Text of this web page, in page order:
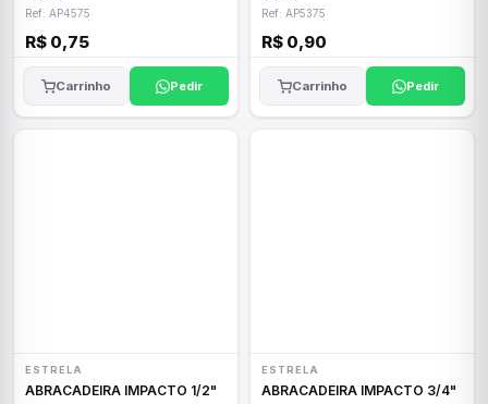
Ref: AP4575
R$ 0,75
Carrinho Pedir
Ref: AP5375
R$ 0,90
Carrinho Pedir
ESTRELA
ABRACADEIRA IMPACTO 1/2"
ESTRELA
ABRACADEIRA IMPACTO 3/4"